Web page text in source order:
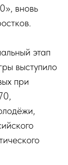
вновь
этап
выступило
при